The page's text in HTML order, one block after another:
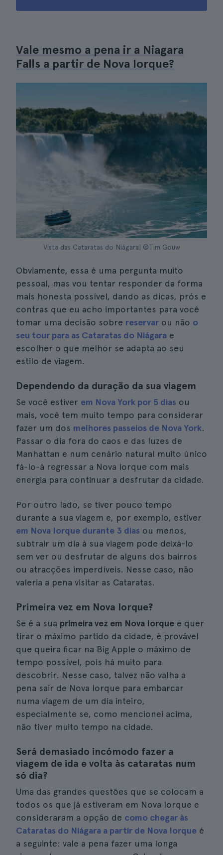
Vale mesmo a pena ir a Niagara
Falls a partir de Nova Iorque?
Vista das Cataratas do Niágara| ©Tim Gouw
Obviamente, essa é uma pergunta muito
pessoal, mas vou tentar responder da forma
mais honesta possível, dando as dicas, prós e
contras que eu acho importantes para você
tomar uma decisão sobre reservar ou não o
seu tour para as Cataratas do Niágara e
escolher o que melhor se adapta ao seu
estilo de viagem.
Dependendo da duração da sua viagem
Se você estiver em Nova York por 5 dias ou
mais, você tem muito tempo para considerar
fazer um dos melhores passeios de Nova York.
Passar o dia fora do caos e das luzes de
Manhattan e num cenário natural muito único
fá-lo-á regressar a Nova Iorque com mais
energia para continuar a desfrutar da cidade.
Por outro lado, se tiver pouco tempo
durante a sua viagem e, por exemplo, estiver
em Nova Iorque durante 3 dias ou menos,
subtrair um dia à sua viagem pode deixá-lo
sem ver ou desfrutar de alguns dos bairros
ou atracções imperdíveis. Nesse caso, não
valeria a pena visitar as Cataratas.
Primeira vez em Nova Iorque?
Se é a sua primeira vez em Nova Iorque e quer
tirar o máximo partido da cidade, é provável
que queira ficar na Big Apple o máximo de
tempo possível, pois há muito para
descobrir. Nesse caso, talvez não valha a
pena sair de Nova Iorque para embarcar
numa viagem de um dia inteiro,
especialmente se, como mencionei acima,
não tiver muito tempo na cidade.
Será demasiado incómodo fazer a
viagem de ida e volta às cataratas num
só dia?
Uma das grandes questões que se colocam a
todos os que já estiveram em Nova Iorque e
consideraram a opção de como chegar às
Cataratas do Niágara a partir de Nova Iorque é
a seguinte: vale a pena fazer uma longa